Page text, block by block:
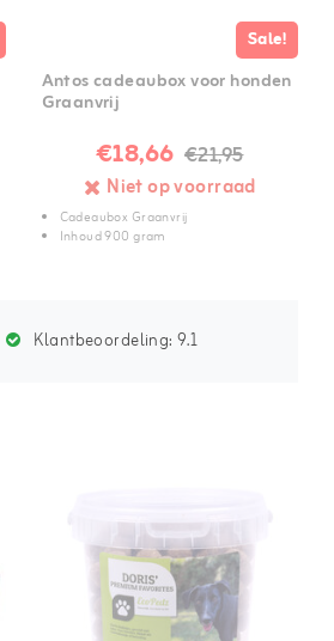
Sale!
Antos cadeaubox voor honden
Graanvrij
€18,66 €21,95
Niet op voorraad
Cadeaubox Graanvrij
Inhoud 900 gram
Klantbeoordeling:9.1